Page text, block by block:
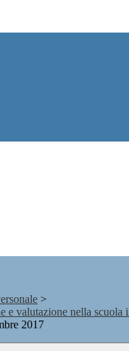
>
e valutazione nella scuola
2017